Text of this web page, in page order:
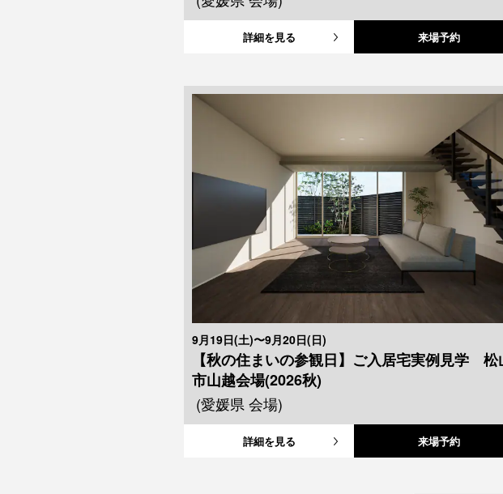
詳細を見る 来場予約
9月19日(土)〜9月20日(日)
【秋の住まいの参観日】ご入居宅実例見学 松
市山越会場(2026秋)
(愛媛県 会場)
詳細を見る 来場予約